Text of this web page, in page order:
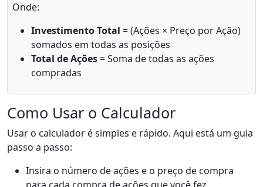
Onde:
Investimento Total = (Ações × Preço por Ação)
somados em todas as posições
Total de Ações= Soma de todas as ações
compradas
Como Usar o Calculador
Usar o calculador é simples e rápido. Aqui está um guia
passo a passo:
Insira o número de ações e o preço de compra